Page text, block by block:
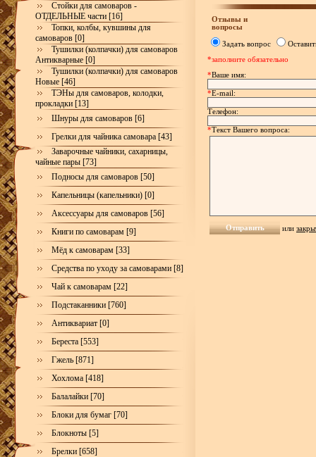
Стойки для самоваров -
ОТДЕЛЬНЫЕ части [16]
Топки, колбы, кувшины для
самоваров [0]
Тушилки (колпачки) для самоваров
Антикварные [0]
Тушилки (колпачки) для самоваров
Новые [46]
ТЭНы для самоваров, колодки,
прокладки [13]
Шнуры для самоваров [6]
Грелки для чайника самовара [43]
Заварочные чайники, сахарницы,
чайные пары [73]
Подносы для самоваров [50]
Капельницы (капельники) [0]
Аксессуары для самоваров [56]
Книги по самоварам [9]
Мёд к самоварам [33]
Средства по уходу за самоварами [8]
Чай к самоварам [22]
Подстаканники [760]
Антиквариат [0]
Береста [553]
Гжель [871]
Хохлома [418]
Балалайки [70]
Блоки для бумаг [70]
Блокноты [5]
Брелки [658]
Отзывы и
вопросы
Задать вопрос
*заполните обязательно
*Ваше имя:
*E-mail:
Телефон:
*Текст Вашего вопроса:
или